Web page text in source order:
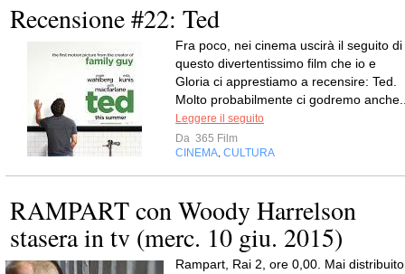
Recensione #22: Ted
Fra poco, nei cinema uscirà il seguito di
questo divertentissimo film che io e
Gloria ci apprestiamo a recensire: Ted.
Molto probabilmente ci godremo
Leggere il seguito
Da 365 Film
CINEMA CULTURA
RAMPART con Woody Harrelson
stasera in tv (merc. 10 giu. 2015)
Rampart, Rai 2, ore 0,00. Mai distribuito